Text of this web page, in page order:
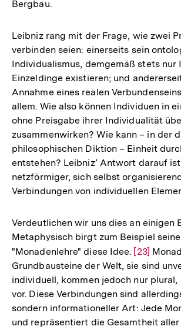
Bergbau.
Leibniz rang mit der Frage, wie zwei
verbinden seien: einerseits sein
Individualismus, demgemäß stets nur
Einzeldinge existieren; und
Annahme eines realen
allem. Wie also können Individuen in
ohne Preisgabe ihrer Individualität
zusammenwirken? Wie kann – in der
philosophischen Diktion – Einheit
entstehen? Leibniz’ Antwort darauf
netzförmiger, sich selbst
Verbindungen von individuellen
Verdeutlichen wir uns dies an einigen
Metaphysisch birgt zum Beispiel seine
"Monadenlehre" diese Idee. Zur
Auflösung
der
Fußnote
[23]
Grundbausteine der Welt, sie sind
individuell, kommen jedoch nur plural,
vor. Diese Verbindungen sind
sondern informationeller Art: Jede
und repräsentiert die Gesamtheit